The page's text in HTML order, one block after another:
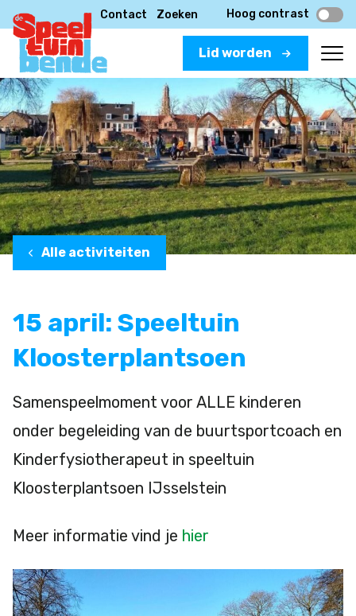
Contact Zoeken Hoog contrast
Lid worden
Alle activiteiten
15 april: Speeltuin
Kloosterplantsoen
Samenspeelmoment voor ALLE kinderen
onder begeleiding van de buurtsportcoach en
Kinderfysiotherapeut in speeltuin
Kloosterplantsoen IJsselstein
Meer informatie vind je hier